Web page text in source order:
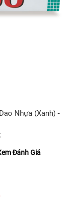
Nhựa (xanh) -
Đánh Giá